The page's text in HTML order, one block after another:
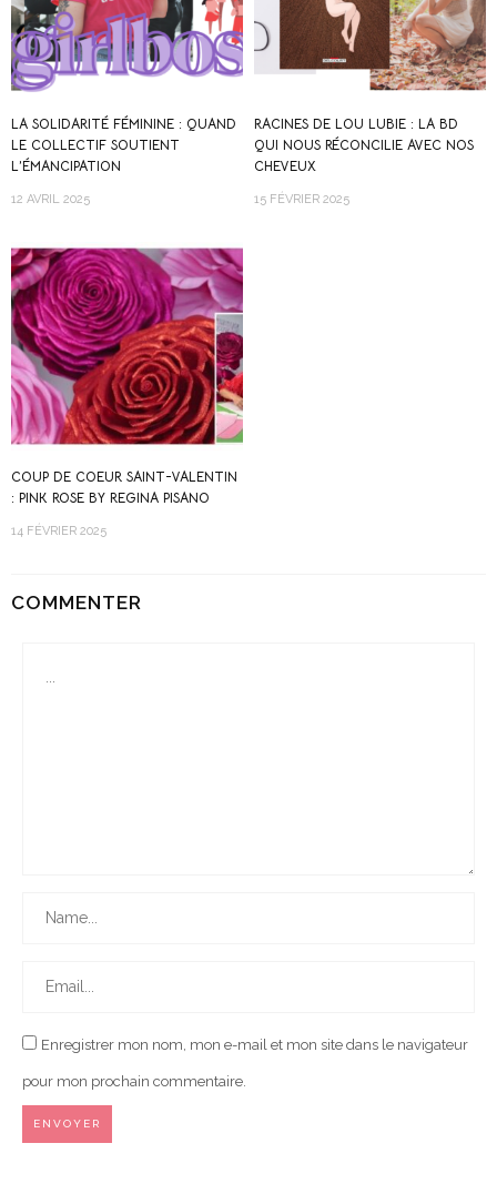
LA SOLIDARITÉ FÉMININE : QUAND
LE COLLECTIF SOUTIENT
L’ÉMANCIPATION
12 AVRIL 2025
RACINES DE LOU LUBIE : LA BD
QUI NOUS RÉCONCILIE AVEC NOS
CHEVEUX
15 FÉVRIER 2025
COUP DE COEUR SAINT-VALENTIN
: PINK ROSE BY REGINA PISANO
14 FÉVRIER 2025
COMMENTER
Enregistrer mon nom, mon e-mail et mon site dans le navigateur
pour mon prochain commentaire.